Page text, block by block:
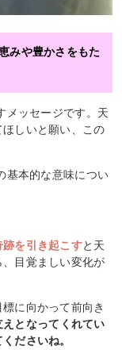
みや豊かさをもた
メッセージです。天
しいと願い、この
基本的な意味につい
を引き起こすと天
目覚ましい変化が
に向かって前向き
えとなってくれてい
ださいね。